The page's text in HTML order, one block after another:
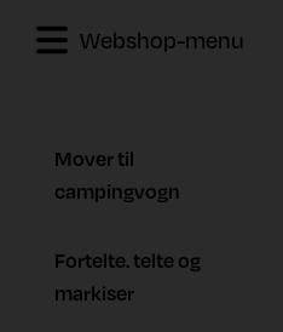
Webshop-menu
Mover til
campingvogn
Fortelte. telte og
markiser